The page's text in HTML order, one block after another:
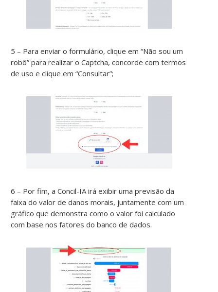
5 – Para enviar o formulário, clique em “Não sou um
robô” para realizar o Captcha, concorde com termos
de uso e clique em “Consultar”;
6 – Por fim, a Concil-IA irá exibir uma previsão da
faixa do valor de danos morais, juntamente com um
gráfico que demonstra como o valor foi calculado
com base nos fatores do banco de dados.